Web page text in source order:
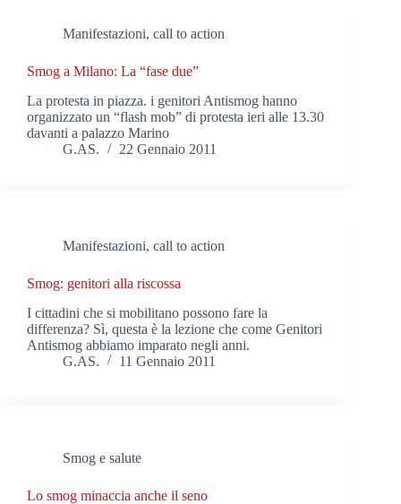
Manifestazioni, call to action
Smog a Milano: La “fase due”
La protesta in piazza. i genitori Antismog hanno
organizzato un “flash mob” di protesta ieri alle 13.30
davanti a palazzo Marino
G.AS.
22 Gennaio 2011
Manifestazioni, call to action
Smog: genitori alla riscossa
I cittadini che si mobilitano possono fare la
differenza? Sì, questa è la lezione che come Genitori
Antismog abbiamo imparato negli anni.
G.AS.
11 Gennaio 2011
Smog e salute
Lo smog minaccia anche il seno